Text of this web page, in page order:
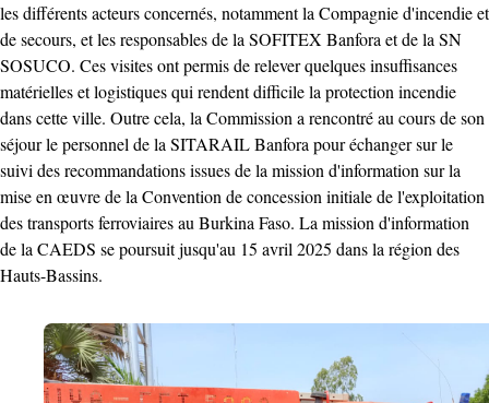
les différents acteurs concernés, notamment la Compagnie d'incendie et
de secours, et les responsables de la SOFITEX Banfora et de la SN
SOSUCO. Ces visites ont permis de relever quelques insuffisances
matérielles et logistiques qui rendent difficile la protection incendie
dans cette ville. Outre cela, la Commission a rencontré au cours de son
séjour le personnel de la SITARAIL Banfora pour échanger sur le
suivi des recommandations issues de la mission d'information sur la
mise en œuvre de la Convention de concession initiale de l'exploitation
des transports ferroviaires au Burkina Faso. La mission d'information
de la CAEDS se poursuit jusqu'au 15 avril 2025 dans la région des
Hauts-Bassins.